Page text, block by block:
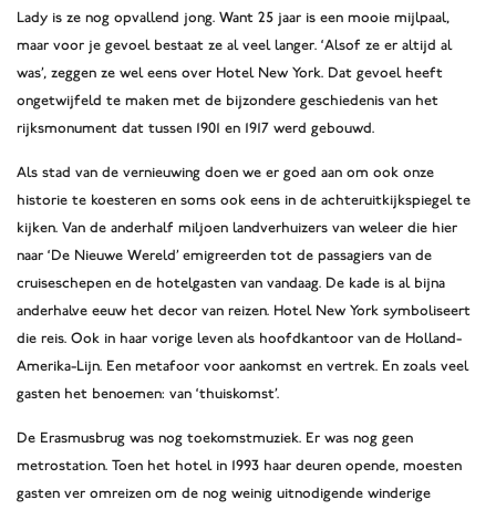
Lady is ze nog opvallend jong. Want 25 jaar is een mooie mijlpaal,
maar voor je gevoel bestaat ze al veel langer. ‘Alsof ze er altijd al
was’, zeggen ze wel eens over Hotel New York. Dat gevoel heeft
ongetwijfeld te maken met de bijzondere geschiedenis van het
rijksmonument dat tussen 1901 en 1917 werd gebouwd.
Als stad van de vernieuwing doen we er goed aan om ook onze
historie te koesteren en soms ook eens in de achteruitkijkspiegel te
kijken. Van de anderhalf miljoen landverhuizers van weleer die hier
naar ‘De Nieuwe Wereld’ emigreerden tot de passagiers van de
cruiseschepen en de hotelgasten van vandaag. De kade is al bijna
anderhalve eeuw het decor van reizen. Hotel New York symboliseert
die reis. Ook in haar vorige leven als hoofdkantoor van de Holland-
Amerika-Lijn. Een metafoor voor aankomst en vertrek. En zoals veel
gasten het benoemen: van ‘thuiskomst’.
De Erasmusbrug was nog toekomstmuziek. Er was nog geen
metrostation. Toen het hotel in 1993 haar deuren opende, moesten
gasten ver omreizen om de nog weinig uitnodigende winderige